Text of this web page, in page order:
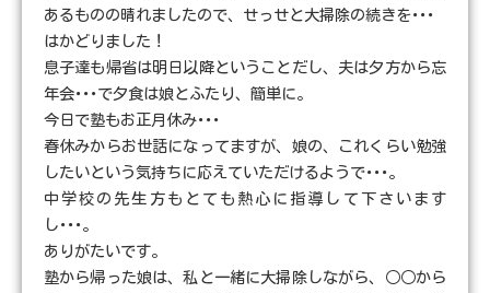
あるものの晴れましたので、せっせと大掃除の続きを･･･
はかどりました！
息子達も帰省は明日以降ということだし、夫は夕方から忘
年会･･･で夕食は娘とふたり、簡単に。
今日で塾もお正月休み･･･
春休みからお世話になってますが、娘の、これくらい勉強
したいという気持ちに応えていただけるようで･･･。
中学校の先生方もとても熱心に指導して下さいます
し･･･。
ありがたいです。
塾から帰った娘は、私と一緒に大掃除しながら、○○から